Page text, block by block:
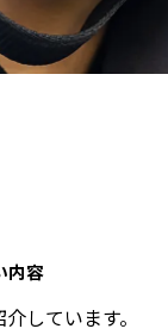
内容
しています。